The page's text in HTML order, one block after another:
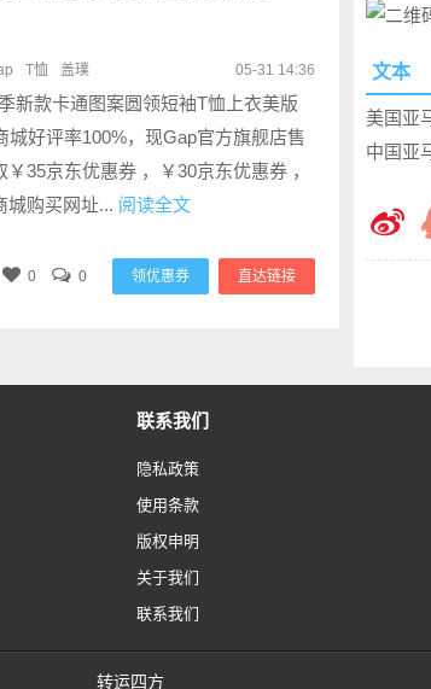
T恤 盖璞 05-31 14:36
新款卡通图案圆领短袖T恤上衣美版
城好评率100%，现Gap官方旗舰店售
35京东优惠券 ，￥30京东优惠券 ，
城购买网址... 阅读全文
直达链接
领优惠券
0 0
文本
美国亚
中国亚
联系我们
隐私政策
使用条款
版权申明
关于我们
联系我们
转运四方